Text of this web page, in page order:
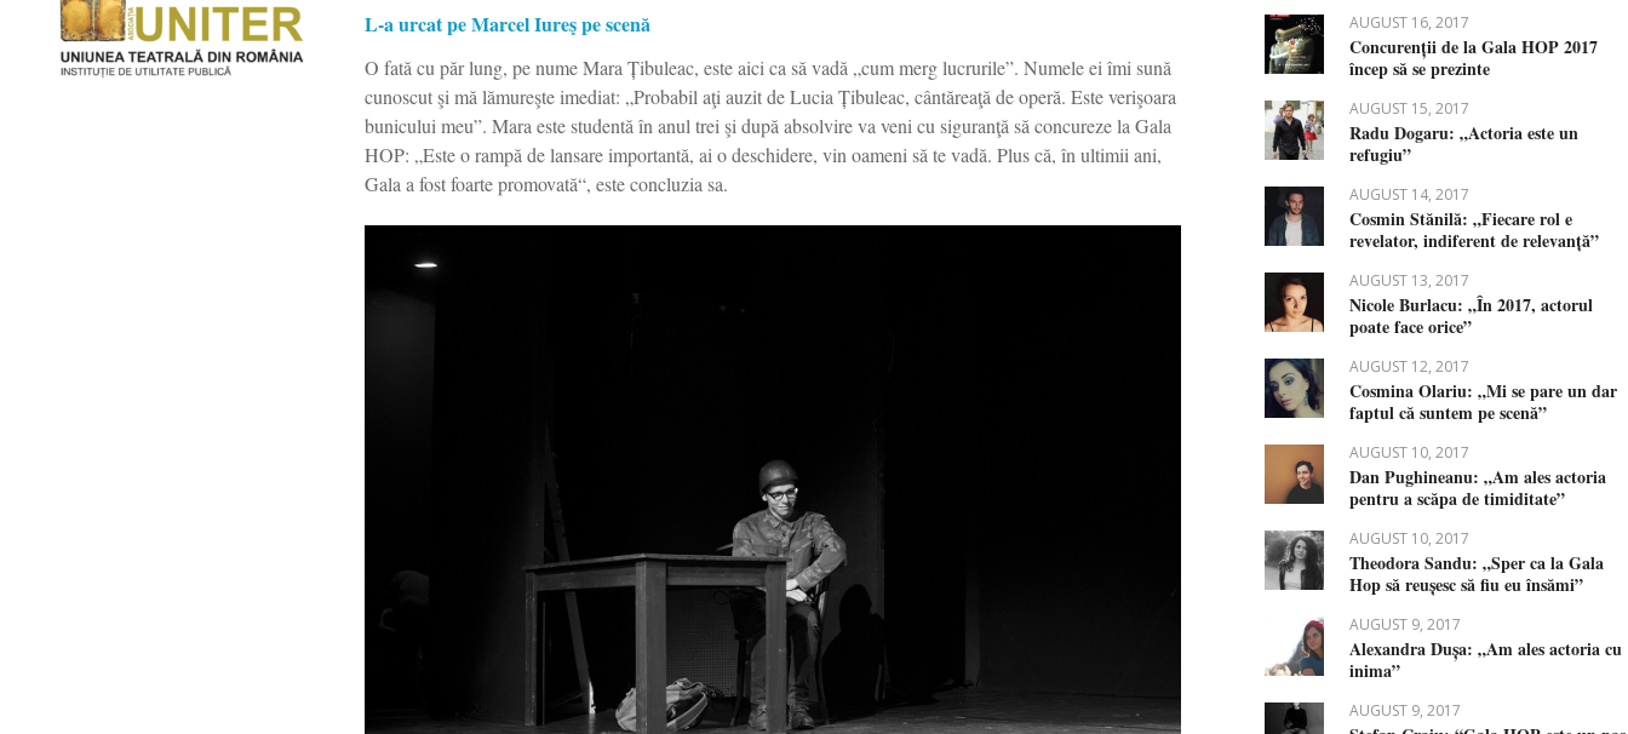
L-a urcat pe Marcel Iureş pe scenă
O fată cu păr lung, pe nume Mara Țibuleac, este aici ca să vadă „cum merg lucrurile”. Numele ei îmi sună
cunoscut şi mă lămureşte imediat: „Probabil aţi auzit de Lucia Țibuleac, cântăreaţă de operă. Este verişoara
bunicului meu”. Mara este studentă în anul trei şi după absolvire va veni cu siguranţă să concureze la Gala
HOP: „Este o rampă de lansare importantă, ai o deschidere, vin oameni să te vadă. Plus că, în ultimii ani,
Gala a fost foarte promovată“, este concluzia sa.
AUGUST 16, 2017
Concurenții de la Gala HOP 2017
încep să se prezinte
AUGUST 15, 2017
Radu Dogaru: „Actoria este un
refugiu”
AUGUST 14, 2017
Cosmin Stănilă: „Fiecare rol e
revelator, indiferent de relevanță”
AUGUST 13, 2017
Nicole Burlacu: „În 2017, actorul
poate face orice”
AUGUST 12, 2017
Cosmina Olariu: „Mi se pare un dar
faptul că suntem pe scenă”
AUGUST 10, 2017
Dan Pughineanu: „Am ales actoria
pentru a scăpa de timiditate”
AUGUST 10, 2017
Theodora Sandu: „Sper ca la Gala
Hop să reușesc să fiu eu însămi”
AUGUST 9, 2017
Alexandra Dușa: „Am ales actoria cu
inima”
AUGUST 9, 2017